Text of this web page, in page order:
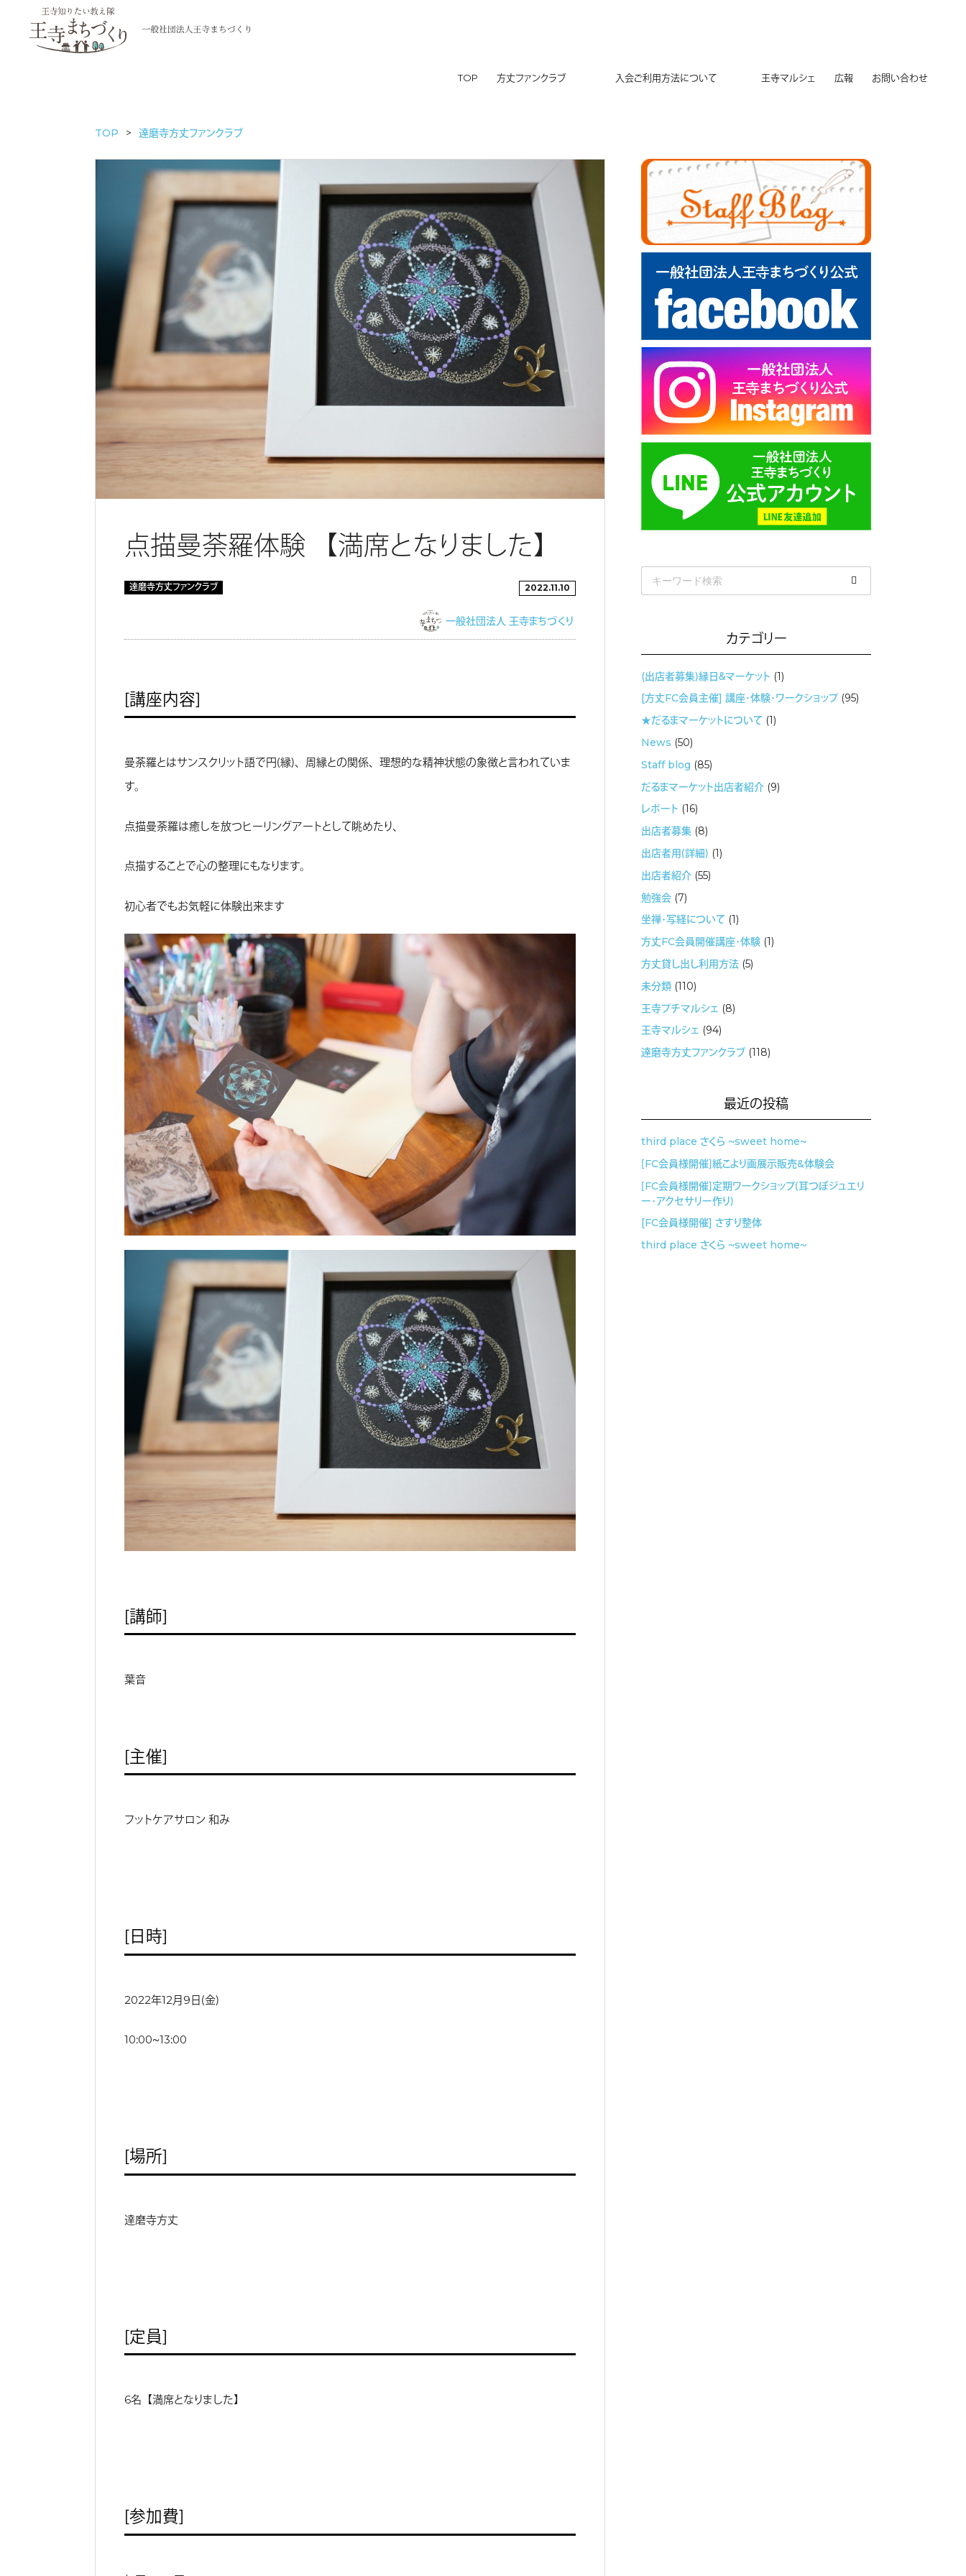
TOP 方丈ファンクラブ 入会ご利用方法について 王寺マルシェ 広報 お問い合わせ
TOP 達磨寺方丈ファンクラブ
点描曼荼羅体験 【満席となりました】
達磨寺方丈ファンクラブ 2022.11.10
一般社団法人 王寺まちづくり
［講座内容］
曼荼羅とはサンスクリット語で円（縁）、周縁との関係、理想的な精神状態の象徴と言われていま
す。
点描曼荼羅は癒しを放つヒーリングアートとして眺めたり、
点描することで心の整理にもなります。
初心者でもお気軽に体験出来ます
［講師］
葉音
［主催］
フットケアサロン 和み
［日時］
2022年12月9日（金）
10：00～13：00
［場所］
達磨寺方丈
［定員］
6名【満席となりました】
［参加費］
カテゴリー
(出店者募集）縁日＆マーケット (1)
[方丈FC会員主催] 講座・体験・ワークショップ(95)
★だるまマーケットについて (1)
News (50)
Staff blog (85)
だるまマーケット出店者紹介 (9)
レポート (16)
出店者募集 (8)
出店者用（詳細） (1)
出店者紹介 (55)
勉強会 (7)
坐禅・写経について (1)
方丈FC会員開催講座・体験 (1)
方丈貸し出し利用方法 (5)
未分類 (110)
王寺プチマルシェ (8)
王寺マルシェ (94)
達磨寺方丈ファンクラブ (118)
最近の投稿
third place さくら 〜sweet home〜
［FC会員様開催］紙こより画展示販売&体験会
［FC会員様開催］定期ワークショップ（耳つぼジュエリ
ー・アクセサリー作り）
[FC会員様開催] さすり整体
third place さくら 〜sweet home〜